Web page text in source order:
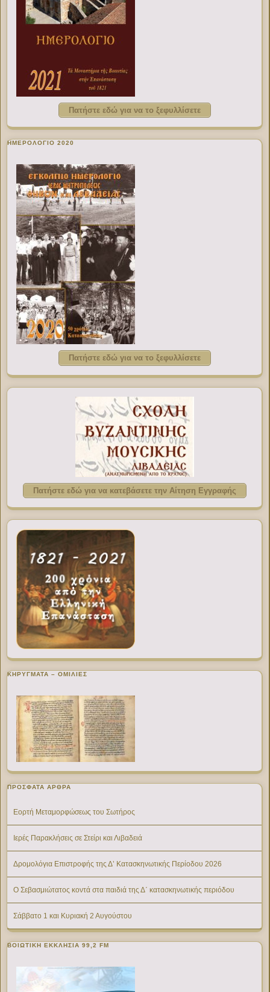
Πατήστε εδώ για να το ξεφυλλίσετε
ΗΜΕΡΟΛΟΓΙΟ 2020
Πατήστε εδώ για να το ξεφυλλίσετε
Πατήστε εδώ για να κατεβάσετε την Αίτηση Εγγραφής
ΚΗΡΥΓΜΑΤΑ – ΟΜΙΛΙΕΣ
ΠΡΌΣΦΑΤΑ ΆΡΘΡΑ
Εορτή Μεταμορφώσεως του Σωτήρος
Ιερές Παρακλήσεις σε Στείρι και Λιβαδειά
Δρομολόγια Επιστροφής της Δ’ Κατασκηνωτικής Περίοδου 2026
Ο Σεβασμιώτατος κοντά στα παιδιά της Δ΄ κατασκηνωτικής περιόδου
Σάββατο 1 και Κυριακή 2 Αυγούστου
ΒΟΙΩΤΙΚΉ ΕΚΚΛΗΣΊΑ 99,2 FM